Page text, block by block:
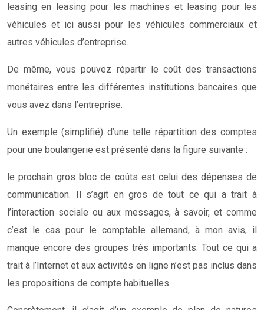
leasing en leasing pour les machines et leasing pour les
véhicules et ici aussi pour les véhicules commerciaux et
autres véhicules d’entreprise.
De même, vous pouvez répartir le coût des transactions
monétaires entre les différentes institutions bancaires que
vous avez dans l’entreprise.
Un exemple (simplifié) d’une telle répartition des comptes
pour une boulangerie est présenté dans la figure suivante :
le prochain gros bloc de coûts est celui des dépenses de
communication. Il s’agit en gros de tout ce qui a trait à
l’interaction sociale ou aux messages, à savoir, et comme
c’est le cas pour le comptable allemand, à mon avis, il
manque encore des groupes très importants. Tout ce qui a
trait à l’Internet et aux activités en ligne n’est pas inclus dans
les propositions de compte habituelles.